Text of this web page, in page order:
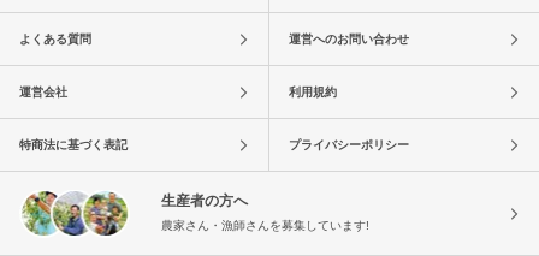
よくある質問 運営へのお問い合わせ
運営会社 利用規約
特商法に基づく表記 プライバシーポリシー
生産者の方へ
農家さん・漁師さんを募集しています!